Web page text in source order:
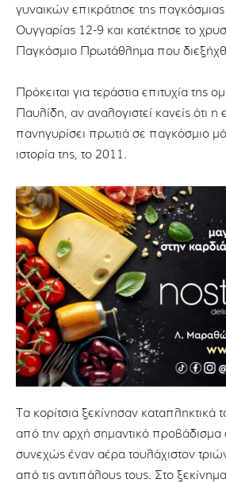
γυναικών επικράτησε της
Ουγγαρίας 12-9 και κατέκτησε το
Παγκόσμιο Πρωτάθλημα που
Πρόκειται για τεράστια επιτυχία της
Παυλίδη, αν αναλογιστεί κανείς ότι η
πανηγυρίσει πρωτιά σε παγκόσμιο
ιστορία της, το 2011.
Τα κορίτσια ξεκίνησαν
από την αρχή σημαντικό προβάδισμα
συνεχώς έναν αέρα τουλάχιστον
από τις αντιπάλους τους. Στο ξεκίνημα